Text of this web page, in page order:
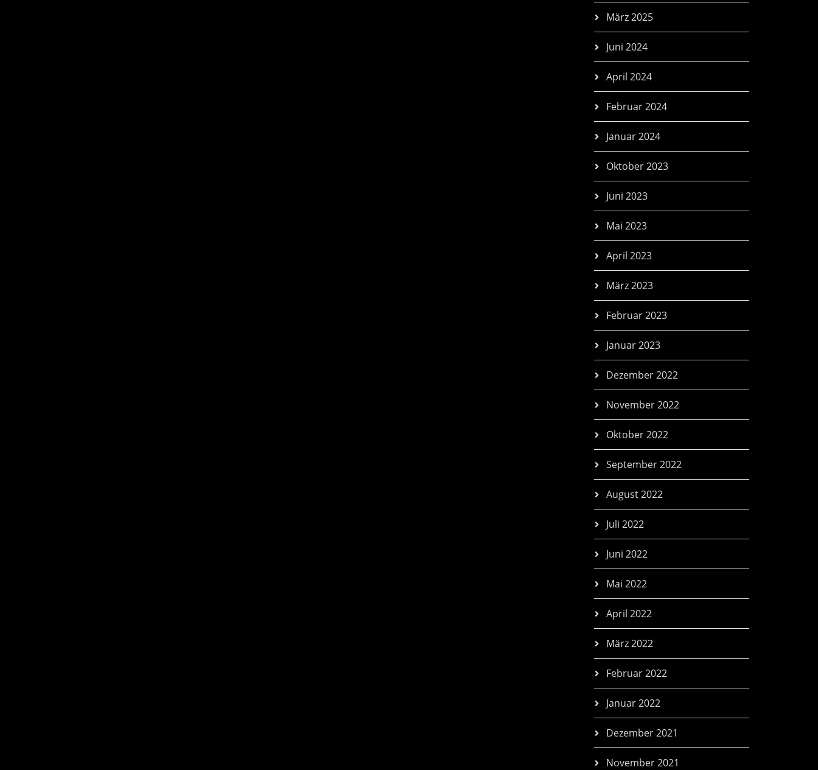
März 2025
Juni 2024
April 2024
Februar 2024
Januar 2024
Oktober 2023
Juni 2023
Mai 2023
April 2023
März 2023
Februar 2023
Januar 2023
Dezember 2022
November 2022
Oktober 2022
September 2022
August 2022
Juli 2022
Juni 2022
Mai 2022
April 2022
März 2022
Februar 2022
Januar 2022
Dezember 2021
November 2021